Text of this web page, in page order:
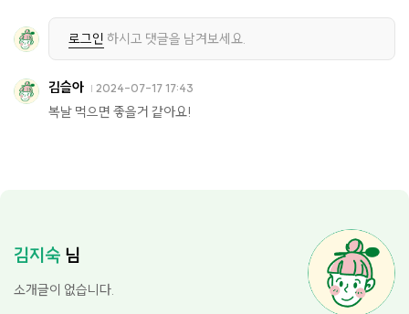
로그인 하시고 댓글을 남겨보세요.
김슬아 2024-07-17 17:43
복날 먹으면 좋을거 같아요!
김지숙 님
소개글이 없습니다.